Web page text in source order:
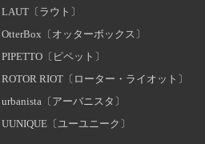
LAUT〔ラウト〕
OtterBox〔オッターボックス〕
PIPETTO〔ピペット〕
ROTOR RIOT〔ローター・ライオット〕
urbanista〔アーバニスタ〕
UUNIQUE〔ユーユニーク〕